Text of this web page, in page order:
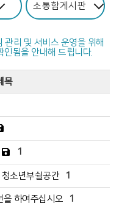
소통함게시판
관리 및 서비스 운영을 위해
됨을 안내해 드립니다.
목
1
소년부쉴공간 1
을 하여주십시오 1